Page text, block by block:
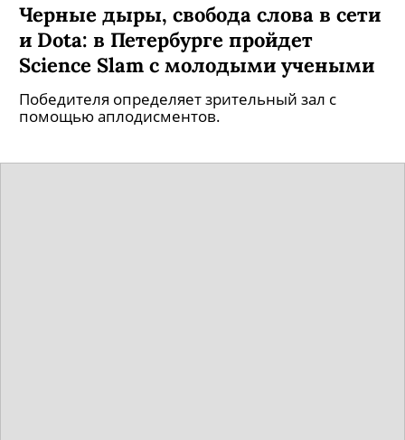
Черные дыры, свобода слова в сети
и Dota: в Петербурге пройдет
Science Slam с молодыми учеными
Победителя определяет зрительный зал с
помощью аплодисментов.